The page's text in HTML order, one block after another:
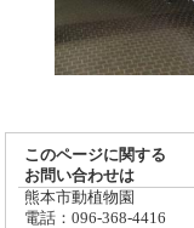
このページに関する
お問い合わせは
熊本市動植物園
電話：096-368-4416